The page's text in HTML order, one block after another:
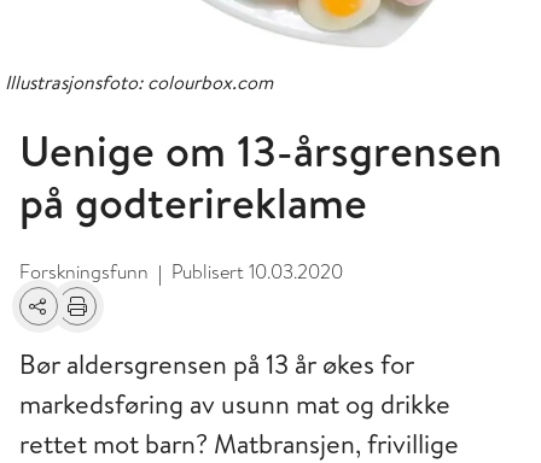
Illustrasjonsfoto: colourbox.com
Uenige om 13-årsgrensen
på godterireklame
Forskningsfunn | Publisert10.03.2020
Del Skriv ut
Bør aldersgrensen på 13 år økes for
markedsføring av usunn mat og drikke
rettet mot barn? Matbransjen, frivillige